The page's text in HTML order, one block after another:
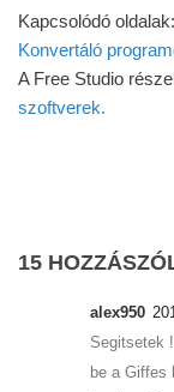
Kapcsolódó oldalak:
Konvertáló
A Free Studio
szoftverek.
15
alex950
Segitsetek
be a Giffes